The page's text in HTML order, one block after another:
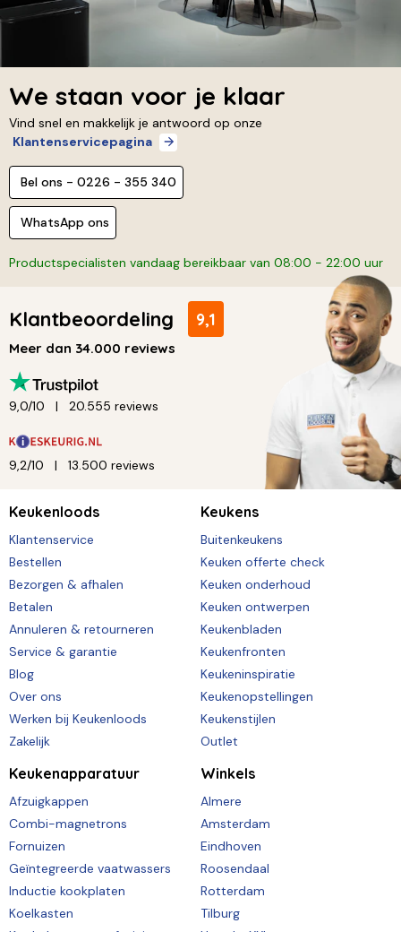
We staan voor je klaar
Vind snel en makkelijk je antwoord op onze
Klantenservicepagina
Bel ons - 0226 - 355 340
WhatsApp ons
Productspecialisten vandaag bereikbaar van 08:00 - 22:00 uur
Klantbeoordeling 9,1
Meer dan 34.000 reviews
9,0/10 20.555 reviews
9,2/10 13.500 reviews
Keukenloods
Klantenservice
Bestellen
Bezorgen & afhalen
Betalen
Annuleren & retourneren
Service & garantie
Blog
Over ons
Werken bij Keukenloods
Zakelijk
Keukens
Buitenkeukens
Keuken offerte check
Keuken onderhoud
Keuken ontwerpen
Keukenbladen
Keukenfronten
Keukeninspiratie
Keukenopstellingen
Keukenstijlen
Outlet
Keukenapparatuur
Afzuigkappen
Combi-magnetrons
Fornuizen
Geïntegreerde vaatwassers
Inductie kookplaten
Koelkasten
Winkels
Almere
Amsterdam
Eindhoven
Roosendaal
Rotterdam
Tilburg